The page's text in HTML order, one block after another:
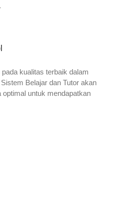
kualitas terbaik dalam
Belajar dan Tutor akan
untuk mendapatkan